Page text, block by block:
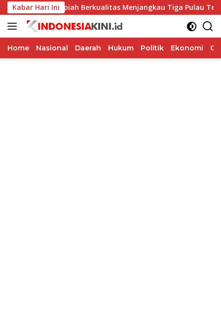
Langsung
ke
konten
Kabar Hari Ini
Rupiah Berkualitas Menjangkau Tiga Pulau Terluar
Home Nasional Daerah Hukum Politik Ekonomi